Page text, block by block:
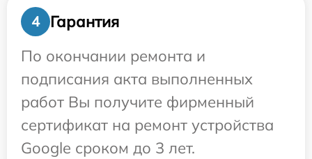
4
Гарантия
По окончании ремонта и
подписания акта выполненных
работ Вы получите фирменный
сертификат на ремонт устройства
Google сроком до 3 лет.